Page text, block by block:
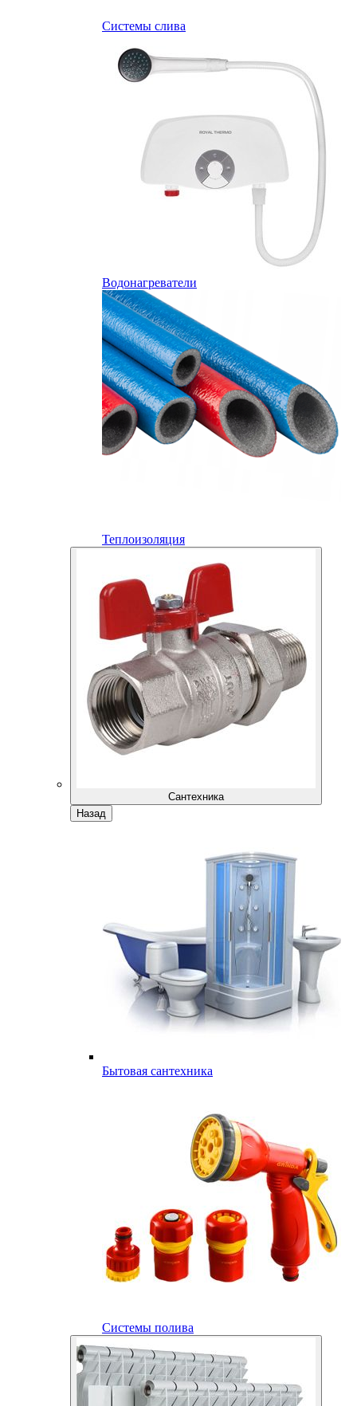
Системы слива
Водонагреватели
Теплоизоляция
Сантехника
Назад
Бытовая сантехника
Системы полива